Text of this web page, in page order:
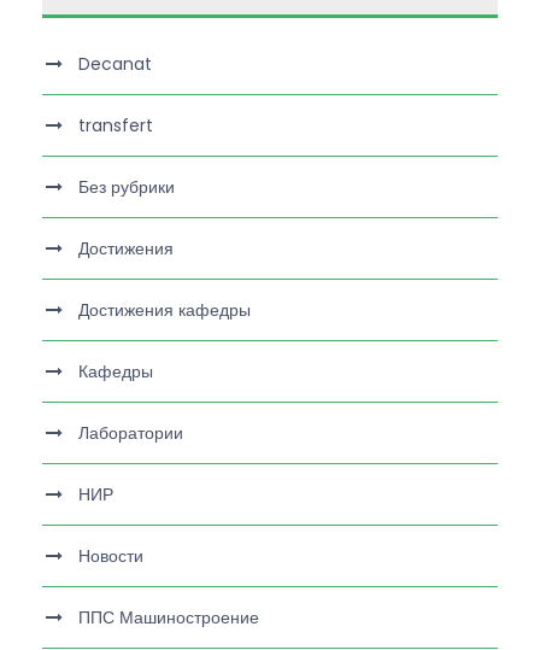
Decanat
transfert
Без рубрики
Достижения
Достижения кафедры
Кафедры
Лаборатории
НИР
Новости
ППС Машиностроение